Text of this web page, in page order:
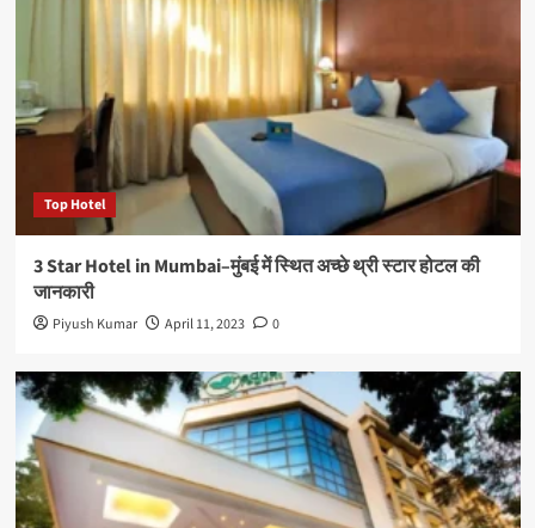
Top Hotel
3 Star Hotel in Mumbai–मुंबई में स्थित अच्छे थ्री स्टार होटल की
जानकारी
Piyush Kumar April 11, 2023 0